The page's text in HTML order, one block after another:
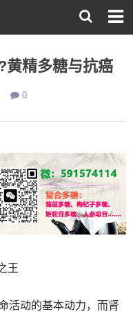
黄精多糖与抗癌
0
王
活动的基本动力，而肾